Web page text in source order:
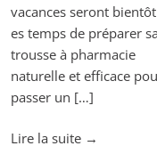
vacances seront
es temps de préparer sa
trousse à pharmacie
naturelle et efficace
passer un […]
Lire la suite "La
→